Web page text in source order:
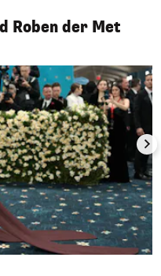
Roben der Met